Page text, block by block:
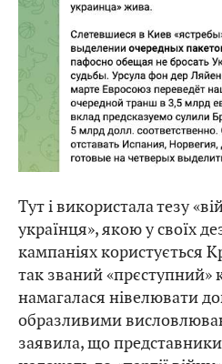
Тут і використала тезу
українця», якою у своїх
кампаніях користується
так званий «прєступний»
намагалася нівелювати
образливими
заявила, що